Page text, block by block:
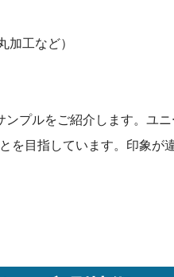
加工など）
ンプルをご紹介します。ユ
を目指しています。印象が